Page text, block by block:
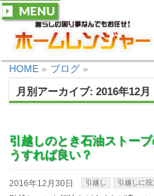
MENU
HOME » ブログ »
月別アーカイブ: 2016年12月
引越しのとき石油ストー
うすれば良い？
2016年12月30日 引越し 引越しに